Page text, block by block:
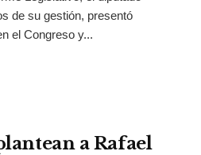
de su gestión, presentó
el Congreso y...
a Rafael